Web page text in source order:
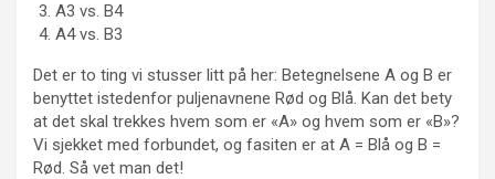
A3 vs. B4
A4 vs. B3
Det er to ting vi stusser litt på her: Betegnelsene A og B er
benyttet istedenfor puljenavnene Rød og Blå. Kan det bety
at det skal trekkes hvem som er «A» og hvem som er «B»?
Vi sjekket med forbundet, og fasiten er at A = Blå og B =
Rød. Så vet man det!